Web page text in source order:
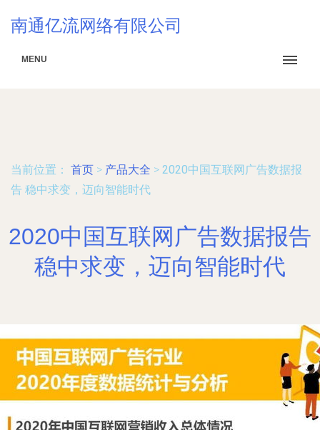
南通亿流网络有限公司
MENU
当前位置： 首页 > 产品大全 > 2020中国互联网广告数据报
告 稳中求变，迈向智能时代
2020中国互联网广告数据报告
稳中求变，迈向智能时代